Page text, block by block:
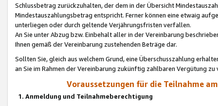
Schlussbetrag zurückzuhalten, der dem in der Übersicht
Mindestauszahlungsbetrag entspricht. Ferner können eine etwaig
unterliegen oder durch geltende Verjährungsfristen verfallen.
An Sie unter Abzug bzw. Einbehalt aller in der Vereinbarung
Ihnen gemäß der Vereinbarung zustehenden Beträge dar.
Sollten Sie, gleich aus welchem Grund, eine Überschusszahlung
an Sie im Rahmen der Vereinbarung zukünftig zahlbaren Vergütung zu
Voraussetzungen für die Teilnahme
1. Anmeldung und Teilnahmeberechtigung